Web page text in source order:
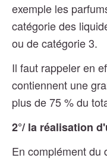
exemple les
catégorie des
ou de catégorie 3.
Il faut rappeler en
contiennent une
plus de 75 % du
2°/ la réalisation
En complément du